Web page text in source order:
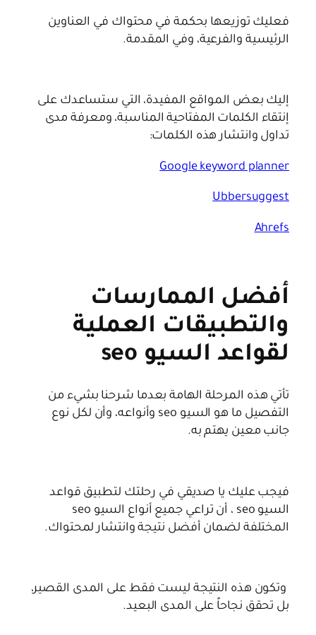
فعليك توزيعها بحكمة في محتواك في العناوين
الرئيسية والفرعية، وفي المقدمة.
إليك بعض المواقع المفيدة، التي ستساعدك على
إنتقاء الكلمات المفتاحية المناسبة، ومعرفة مدى
تداول وانتشار هذه الكلمات:
Google keyword planner
Ubbersuggest
Ahrefs
أفضل الممارسات
والتطبيقات العملية
لقواعد السيو seo
تأتي هذه المرحلة الهامة بعدما شرحنا بشيء من
التفصيل ما هو السيو seo وأنواعه، وأن لكل نوع
جانب معين يهتم به.
فيجب عليك يا صديقي في رحلتك لتطبيق قواعد
السيو seo ، أن تراعي جميع أنواع السيو seo
المختلفة لضمان أفضل نتيجة وانتشار لمحتواك.
وتكون هذه النتيجة ليست فقط على المدى القصير،
بل تحقق نجاحاً على المدى البعيد.